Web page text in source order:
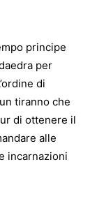
principe
per
di
tiranno che
di ottenere il
alle
incarnazioni